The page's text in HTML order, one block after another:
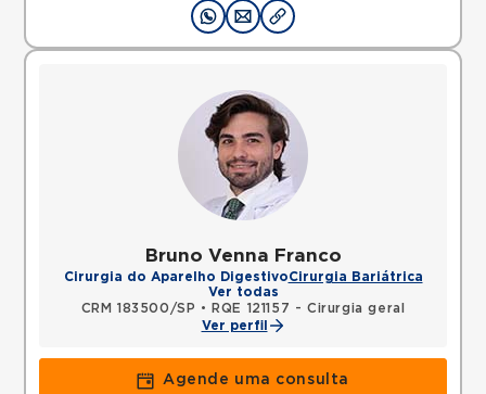
Bruno Venna Franco
Cirurgia do Aparelho DigestivoCirurgia Bariátrica
Ver todas
CRM 183500/SP •
RQE 121157 - Cirurgia geral
Ver perfil
Agende uma consulta